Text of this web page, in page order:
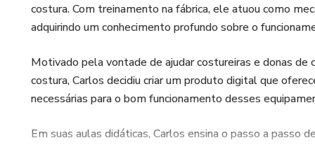
costura. Com treinamento na fábrica, ele atuou como
adquirindo um conhecimento profundo sobre o
Motivado pela vontade de ajudar costureiras e donas
costura, Carlos decidiu criar um produto digital que
necessárias para o bom funcionamento desses
Em suas aulas didáticas, Carlos ensina o passo a